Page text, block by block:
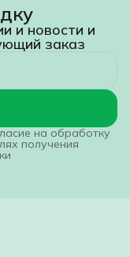
и новости и
заказ
на обработку
получения